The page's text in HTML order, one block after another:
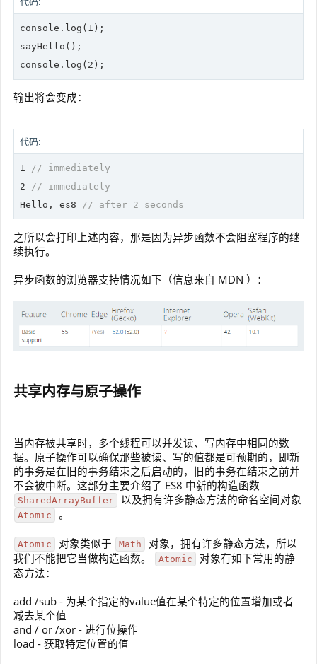
console .log( 1 );
console .log( 2 );
输出将会变成：
代码:
1
// immediately
2
// immediately
Hello, es8
// after 2 seconds
之所以会打印上述内容，那是因为异步函数不会阻塞程序的继
续执行。
异步函数的浏览器支持情况如下（信息来自 MDN ）：
共享内存与原子操作
当内存被共享时，多个线程可以并发读、写内存中相同的数
据。原子操作可以确保那些被读、写的值都是可预期的，即新
的事务是在旧的事务结束之后启动的，旧的事务在结束之前并
不会被中断。这部分主要介绍了 ES8 中新的构造函数
SharedArrayBuffer 以及拥有许多静态方法的命名空间对象
Atomic 。
Atomic 对象类似于 Math
对象，拥有许多静态方法，所以
我们不能把它当做构造函数。
Atomic
对象有如下常用的静
态方法：
add /sub - 为某个指定的value值在某个特定的位置增加或者
减去某个值
and / or /xor - 进行位操作
load - 获取特定位置的值